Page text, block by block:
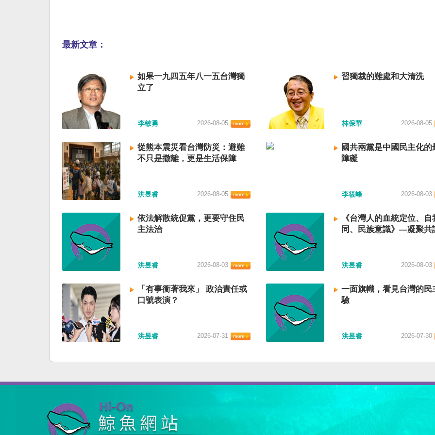
最新文章：
如果一九四五年八一五台灣獨
立了
李敏勇 2026-08-05
習獨裁的難處和大清洗
林保華 2026-08-05
從熊本震災看台灣防災：避難
不只是撤離，更是生活保障
洪昱睿 2026-08-05
國共兩黨是中國民主化的
障礙
李筱峰 2026-08-03
依法解散統促黨，更要守住民
主法治
洪昱睿 2026-08-03
《台灣人的血統定位、自
同、民族意識》—凝聚共
洪昱睿 2026-08-03
「有事衝著我來」 政治責任或
口號表演？
洪昱睿 2026-07-31
一面旗幟，看見台灣的民
驗
洪昱睿 2026-07-30